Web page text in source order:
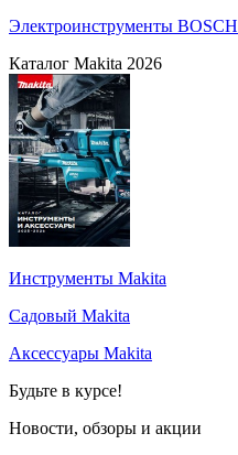
Электроинструменты BOSCH
Каталог Makita 2026
Инструменты Makita
Садовый Makita
Аксессуары Makita
Будьте в курсе!
Новости, обзоры и акции